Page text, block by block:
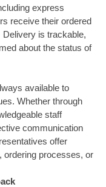
express
receive their ordered
is trackable,
about the status of
available to
Whether through
staff
communication
offer
ordering processes, or